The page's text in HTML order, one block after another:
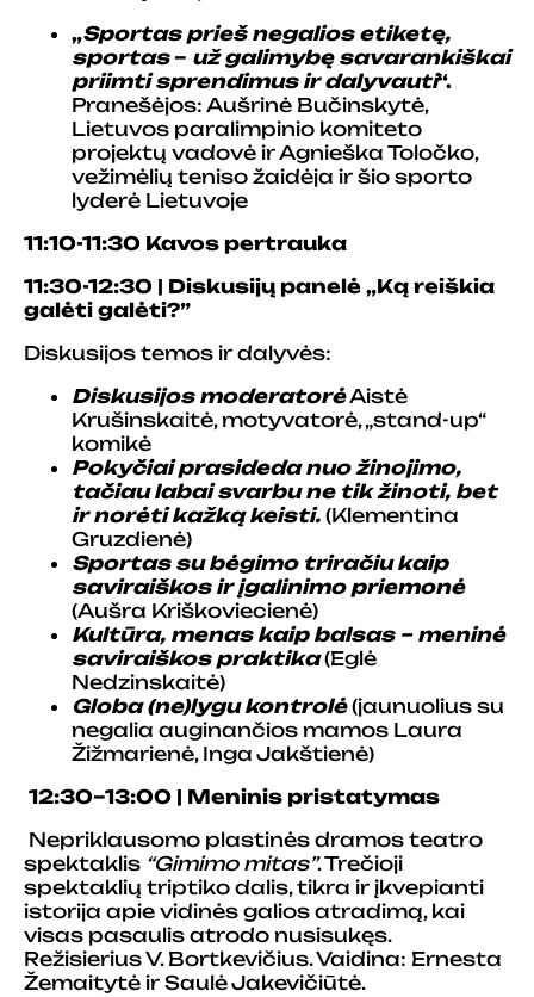
„Sportas prieš negalios etiketę,
sportas– už galimybę savarankiškai
priimti sprendimus ir dalyvauti“.
Pranešėjos: Aušrinė Bučinskytė,
Lietuvos paralimpinio komiteto
projektų vadovė ir Agnieška Toločko,
vežimėlių teniso žaidėja ir šio sporto
lyderė Lietuvoje
11:10-11:30 Kavos pertrauka
11:30-12:30 | Diskusijų panelė „Ką reiškia
galėti galėti?”
Diskusijos temos ir dalyvės:
Diskusijos moderatorėAistė
Krušinskaitė, motyvatorė, „stand-up“
komikė
Pokyčiai prasideda nuo žinojimo,
tačiau labai svarbu ne tik žinoti, bet
ir norėti kažką keisti. (Klementina
Gruzdienė)
Sportas su bėgimo triračiu kaip
saviraiškos ir įgalinimo priemonė
(Aušra Kriškoviecienė)
Kultūra, menas kaip balsas – meninė
saviraiškos praktika(Eglė
Nedzinskaitė)
Globa (ne)lygu kontrolė(jaunuolius su
negalia auginančios mamos Laura
Žižmarienė, Inga Jakštienė)
12:30–13:00 | Meninis pristatymas
Nepriklausomo plastinės dramos teatro
spektaklis “Gimimo mitas”. Trečioji
spektaklių triptiko dalis, tikra ir įkvepianti
istorija apie vidinės galios atradimą, kai
visas pasaulis atrodo nusisukęs.
Režisierius V. Bortkevičius. Vaidina: Ernesta
Žemaitytė ir Saulė Jakevičiūtė.